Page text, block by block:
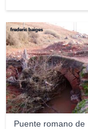
Puente romano de
frederic baiges